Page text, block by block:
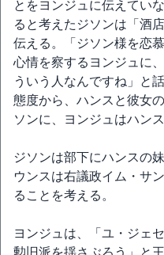
とをヨンジュに伝えてい
ると考えたジソンは「酒
伝える。「ジソン様を恋
心情を察するヨンジュに
ういう人なんですね」と
態度から、ハンスと彼女
ソンに、ヨンジュはハン
ジソンは部下にハンスの
ウンスは右議政イム・サ
ることを考える。
ヨンジュは、「ユ・ジェ
勲旧派を揺さぶろう」と